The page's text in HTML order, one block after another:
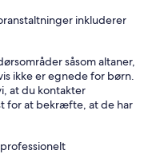
inkluderer
såsom altaner,
ikke er egnede for børn.
at du kontakter
for at bekræfte, at de har